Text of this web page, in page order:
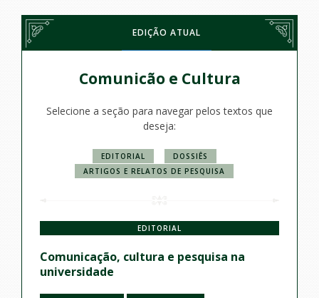
EDIÇÃO ATUAL
Comunicão e Cultura
Selecione a seção para navegar pelos textos que
deseja:
EDITORIAL
DOSSIÊS
ARTIGOS E RELATOS DE PESQUISA
EDITORIAL
Comunicação, cultura e pesquisa na
universidade